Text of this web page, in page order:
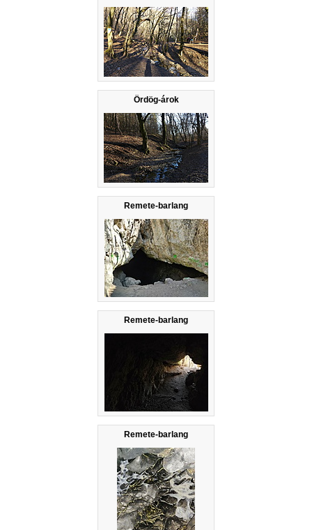
Ördög-árok
Remete-barlang
Remete-barlang
Remete-barlang